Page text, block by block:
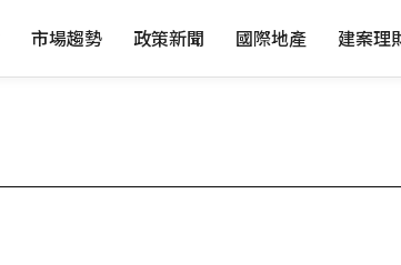
市場趨勢 政策新聞 國際地產 建案理